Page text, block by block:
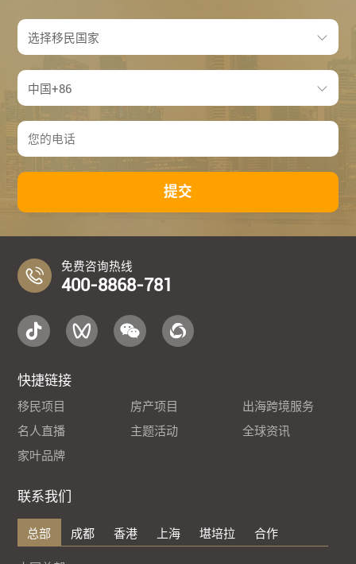
提交
免费咨询热线
400-8868-781
快捷链接
移民项目 房产项目
出海跨境服务
名人直播
主题活动
全球资讯
家叶品牌
联系我们
总部 成都 香港 上海 堪培拉 合作